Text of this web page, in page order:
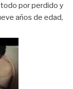
por perdido y
años de edad,